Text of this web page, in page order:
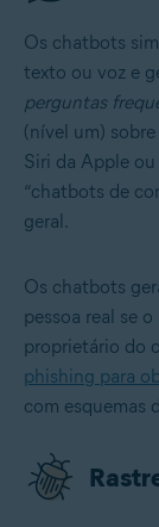
Os chatbots
texto ou voz e
perguntas
(nível um)
Siri da Apple
“chatbots de
geral.
Os chatbots
pessoa real se
proprietário do
phishing para
com esquemas